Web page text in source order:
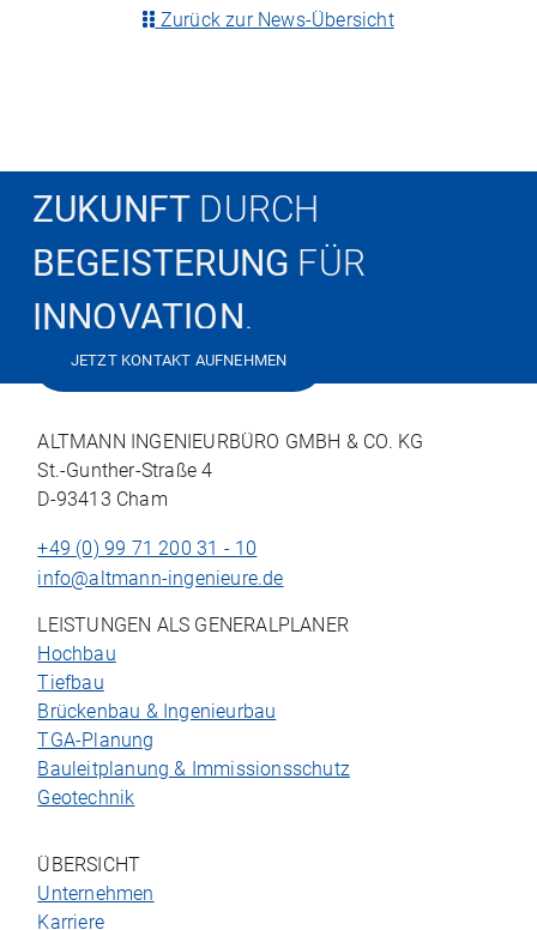
Zurück zur News-Übersicht
ZUKUNFT DURCH
BEGEISTERUNG FÜR
INNOVATION.
JETZT KONTAKT AUFNEHMEN
ALTMANN INGENIEURBÜRO GMBH & CO. KG
St.-Gunther-Straße 4
D-93413 Cham
+49 (0) 99 71 200 31 - 10
info@altmann-ingenieure.de
LEISTUNGEN ALS GENERALPLANER
Hochbau
Tiefbau
Brückenbau & Ingenieurbau
TGA-Planung
Bauleitplanung & Immissionsschutz
Geotechnik
ÜBERSICHT
Unternehmen
Karriere